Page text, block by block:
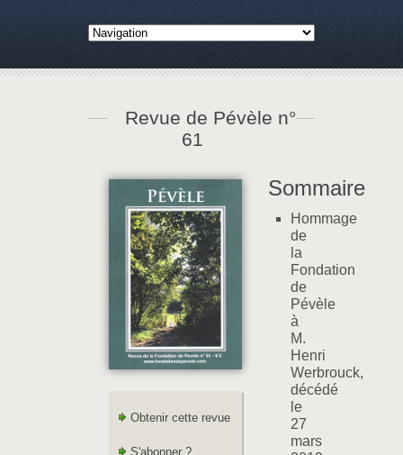
Revue de Pévèle n°
61
Obtenir cette revue
S'abonner ?
Sommaire
Hommage
de
la
Fondation
de
Pévèle
à
M.
Henri
Werbrouck,
décédé
le
27
mars